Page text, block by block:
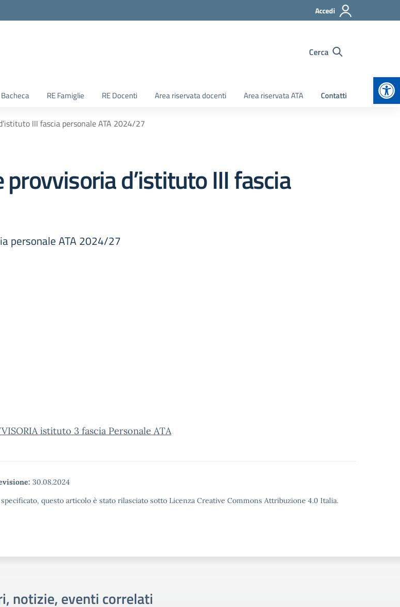
Accedi
Cerca
Bacheca RE Famiglie RE Docenti Area riservata docenti Area riservata ATA Contatti
III fascia personale ATA 2024/27
d’istituto III fascia
personale ATA 2024/27
istituto 3 fascia Personale ATA
30.08.2024
questo articolo è stato rilasciato sotto Licenza Creative Commons Attribuzione 4.0 Italia.
notizie, eventi correlati